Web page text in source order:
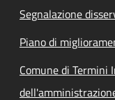
Segnalazione
Piano di
Comune di Termini